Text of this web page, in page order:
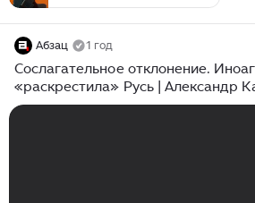
Абзац 1 год
Сослагательное отклонение.
«раскрестила» Русь | Александр
Куликов